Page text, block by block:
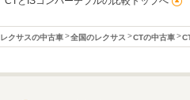
レクサスの中古車 全国のレクサス CTの中古車